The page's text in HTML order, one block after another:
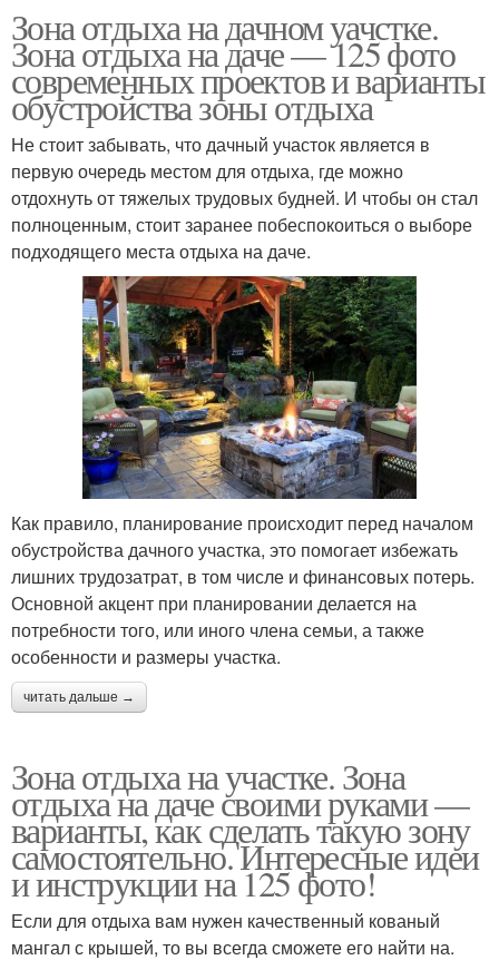
Зона отдыха на дачном уачстке.
Зона отдыха на даче — 125 фото
современных проектов и варианты
обустройства зоны отдыха
Не стоит забывать, что дачный участок является в
первую очередь местом для отдыха, где можно
отдохнуть от тяжелых трудовых будней. И чтобы он стал
полноценным, стоит заранее побеспокоиться о выборе
подходящего места отдыха на даче.
Как правило, планирование происходит перед началом
обустройства дачного участка, это помогает избежать
лишних трудозатрат, в том числе и финансовых потерь.
Основной акцент при планировании делается на
потребности того, или иного члена семьи, а также
особенности и размеры участка.
читать дальше →
Зона отдыха на участке. Зона
отдыха на даче своими руками —
варианты, как сделать такую зону
самостоятельно. Интересные идеи
и инструкции на 125 фото!
Если для отдыха вам нужен качественный кованый
мангал с крышей, то вы всегда сможете его найти на.